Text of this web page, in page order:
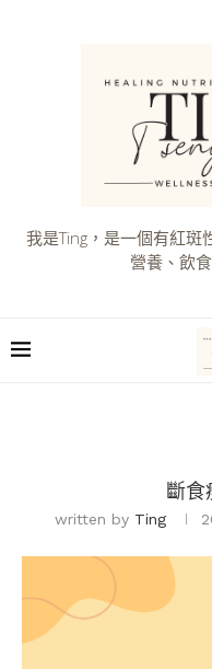
我是Ting，是一個有紅斑
營養、飲
斷食
written by Ting